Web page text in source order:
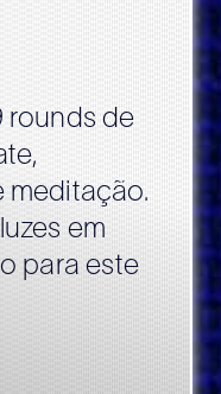
rounds de
meditação.
em
para este